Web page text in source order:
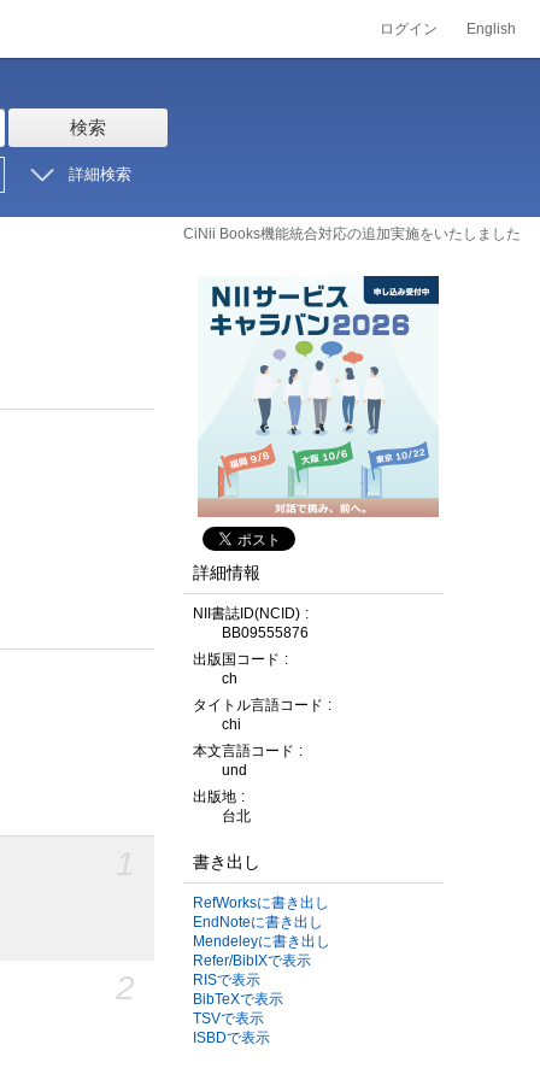
ログイン English
検索
詳細検索
CiNii Books機能統合対応の追加実施をいたしました
2
詳細情報
NII書誌ID(NCID)
BB09555876
出版国コード
ch
タイトル言語コード
chi
本文言語コード
und
出版地
台北
書き出し
RefWorksに書き出し
EndNoteに書き出し
Mendeleyに書き出し
Refer/BibIXで表示
RISで表示
BibTeXで表示
TSVで表示
ISBDで表示